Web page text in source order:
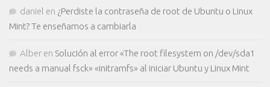
daniel en ¿Perdiste la contraseña de root de Ubuntu o Linux
Mint? Te enseñamos a cambiarla
Alber en Solución al error «The root filesystem on /dev/sda1
needs a manual fsck» «initramfs» al iniciar Ubuntu y Linux Mint